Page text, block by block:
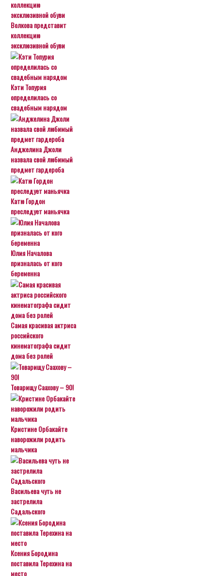
Волкова представит
коллекцию
эксклюзивной обуви
Кэти Топурия
определилась со
свадебным нарядом
Анджелина Джоли
назвала свой любимый
предмет гардероба
Катю Гордон
преследует маньячка
Юлия Началова
призналась от кого
беременна
Самая красивая актриса
российского
кинематографа сидит
дома без ролей
Товарищу Саахову – 90!
Кристине Орбакайте
наворожили родить
мальчика
Васильева чуть не
застрелила
Садальского
Ксения Бородина
поставила Терехина на
место